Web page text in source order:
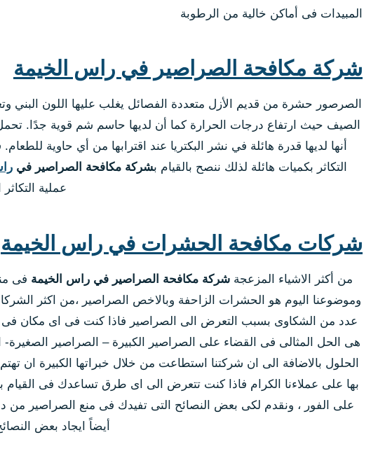
المبيدات فى أماكن خالية من الرطوبة
شركة مكافحة الصراصير في راس الخيمة
الصرصور حشرة من قديم الأزل متعددة الفصائل يغلب عليها اللون البني
الصيف حيث ارتفاع درجات الحرارة كما أن لديها حاسم شم قوية جدًا. تحمل
أنها لديها قدرة هائلة في نشر البكتريا عند اقترابها من أي حاوية
التكاثر بكميات هائلة لذلك ننصح بالقيام بشركة مكافحة الصراصير في
عملية
شركات مكافحة الحشرات في راس الخيمة
من أكثر الاشياء المزعجة شركة مكافحة الصراصير في راس الخيمة فى
وموضوعنا اليوم هو الحشرات الزاحفة وبالاخص الصراصير ،من اكثر
عدد من الشكاوى بسبب التعرض الى الصراصير فاذا كنت فى اى مكان فى
هى الحل المثالى فى القضاء على الصراصير الكبيرة – الصراصير
الحلول بالاضافة الى ان شركتنا استطاعت من خلال خبراتها الكبيرة ان
بها على عملاءنا الكرام فاذا كنت تتعرض الى اى طرق تساعدك فى القيام
على الفور ، ونقدم لكى بعض النصائح التى تفيدك فى منع الصراصير
أيضاً ايجاد بعض